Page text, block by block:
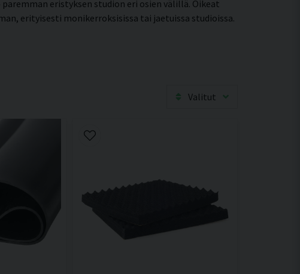
eristyksen studion eri osien välillä. Oikeat
erityisesti monikerroksisissa tai jaetuissa studioissa.
Valitut